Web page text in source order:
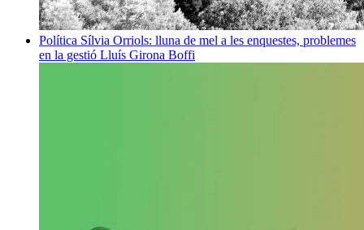
Política Sílvia Orriols: lluna de mel a les enquestes, problemes
en la gestió Lluís Girona Boffi